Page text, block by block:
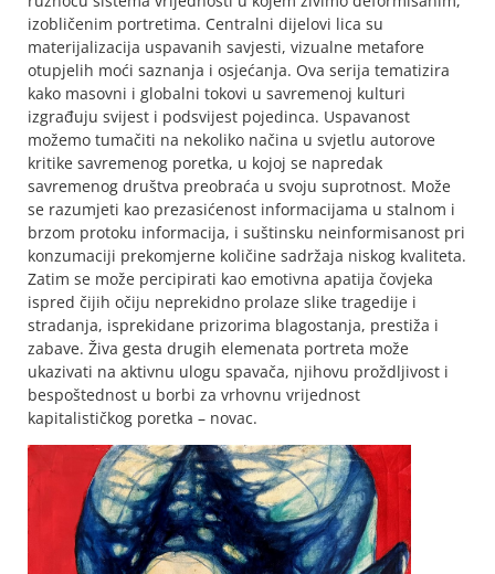
izobličenim portretima. Centralni dijelovi lica su
materijalizacija uspavanih savjesti, vizualne metafore
otupjelih moći saznanja i osjećanja. Ova serija tematizira
kako masovni i globalni tokovi u savremenoj kulturi
izgrađuju svijest i podsvijest pojedinca. Uspavanost
možemo tumačiti na nekoliko načina u svjetlu autorove
kritike savremenog poretka, u kojoj se napredak
savremenog društva preobraća u svoju suprotnost. Može
se razumjeti kao prezasićenost informacijama u stalnom i
brzom protoku informacija, i suštinsku neinformisanost pri
konzumaciji prekomjerne količine sadržaja niskog kvaliteta.
Zatim se može percipirati kao emotivna apatija čovjeka
ispred čijih očiju neprekidno prolaze slike tragedije i
stradanja, isprekidane prizorima blagostanja, prestiža i
zabave. Živa gesta drugih elemenata portreta može
ukazivati na aktivnu ulogu spavača, njihovu proždljivost i
bespoštednost u borbi za vrhovnu vrijednost
kapitalističkog poretka – novac.